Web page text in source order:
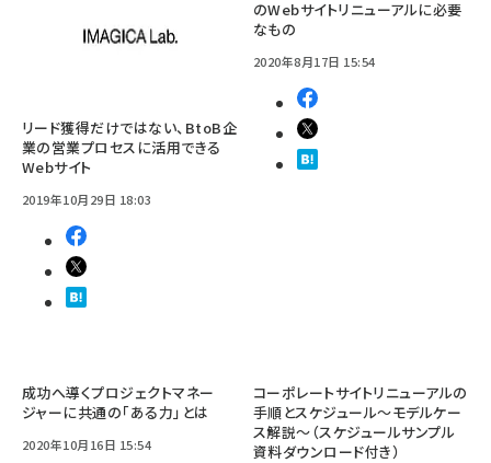
リード獲得だけではない、BtoB企
業の営業プロセスに活用できる
Webサイト
2019年10月29日 18:03
のWebサイトリニューアルに必要
なもの
2020年8月17日 15:54
成功へ導くプロジェクトマネー
ジャーに共通の「ある力」とは
2020年10月16日 15:54
コーポレートサイトリニューアルの
手順とスケジュール～モデルケー
ス解説～（スケジュールサンプル
資料ダウンロード付き）